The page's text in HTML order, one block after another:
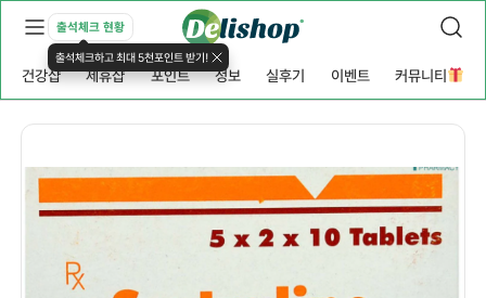
출석체크 현황
출석체크하고 최대 5천포인트 받기!
건강샵 제휴샵 포인트 정보 실후기 이벤트 커뮤니티